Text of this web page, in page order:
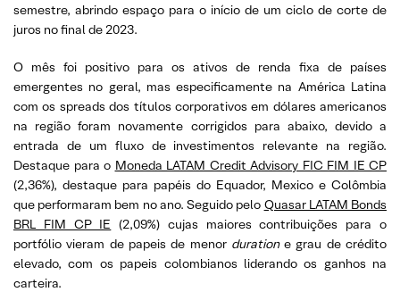
semestre, abrindo espaço para o início de um ciclo de corte de
juros no final de 2023.
O mês foi positivo para os ativos de renda fixa de países
emergentes no geral, mas especificamente na América Latina
com os spreads dos títulos corporativos em dólares americanos
na região foram novamente corrigidos para abaixo, devido a
entrada de um fluxo de investimentos relevante na região.
Destaque para o Moneda LATAM Credit Advisory FIC FIM IE CP
(2,36%), destaque para papéis do Equador, Mexico e Colômbia
que performaram bem no ano. Seguido pelo Quasar LATAM Bonds
BRL FIM CP IE (2,09%) cujas maiores contribuições para o
portfólio vieram de papeis de menor duratione grau de crédito
elevado, com os papeis colombianos liderando os ganhos na
carteira.